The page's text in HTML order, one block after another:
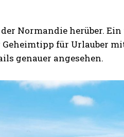
der Normandie herüber.
für Urlauber
genauer angesehen.